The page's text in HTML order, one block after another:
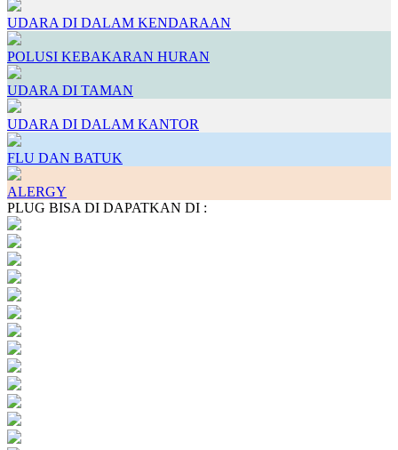
UDARA DI DALAM KENDARAAN
POLUSI KEBAKARAN HURAN
UDARA DI TAMAN
UDARA DI DALAM KANTOR
FLU DAN BATUK
ALERGY
PLUG BISA DI DAPATKAN DI :